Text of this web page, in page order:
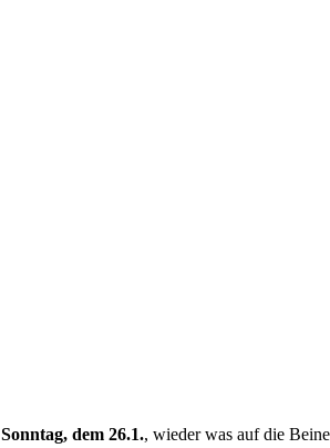
Sonntag, dem 26.1., wieder was auf die